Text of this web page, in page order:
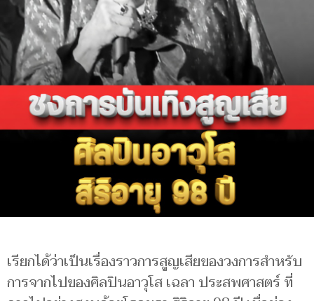
เรียกได้ว่าเป็นเรื่องราวการสูญเสียของวงการสำหรับ
การจากไปของศิลปินอาวุโส เฉลา ประสพศาสตร์ ที่